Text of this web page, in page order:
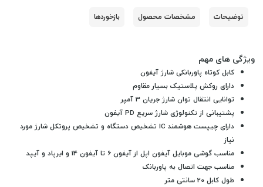
توضیحات مشخصات محصول بازخوردها
ویژگی های مهم
کابل کوتاه پاوربانکی شارژ آیفون
دارای روکش پلاستیک بسیار مقاوم
توانایی انتقال توان شارژ جریان 3 آمپر
پشتیبانی از تکنولوژی شارژ سریع PD آیفون
دارای چیپست هوشمند IC تشخیص دستگاه و تشخیص پروتکل شارژ مورد
نیاز
مناسب گوشی موبایل آیفون اپل از آیفون 6 تا آیفون 14 و ایرپاد و آیپد
مناسب جهت اتصال به پاوربانک
طول کابل 20 سانتی متر